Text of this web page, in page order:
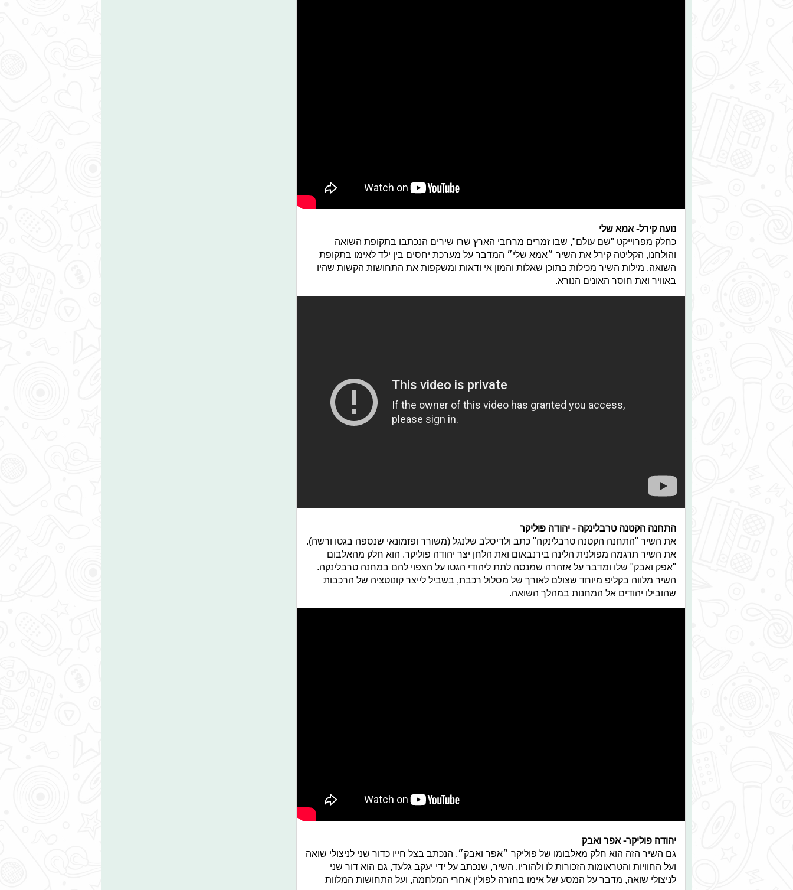
נועה קירל- אמא שלי
כחלק מפרוייקט "שם עולם", שבו זמרים מרחבי הארץ שרו שירים הנכתבו בתקופת השואה
והולחנו, הקליטה קירל את השיר ״אמא שלי״ המדבר על מערכת יחסים בין ילד לאימו בתקופת
השואה, מילות השיר מכילות בתוכן שאלות והמון אי ודאות ומשקפות את התחושות הקשות שהיו
באוויר ואת חוסר האונים הנורא.
התחנה הקטנה טרבלינקה - יהודה פוליקר
את השיר "התחנה הקטנה טרבלינקה" כתב ולדיסלב שלנגל (משורר ופזמונאי שנספה בגטו ורשה).
את השיר תרגמה מפולנית הלינה בירנבאום ואת הלחן יצר יהודה פוליקר. הוא חלק מהאלבום
"אפק ואבק" שלו ומדבר על אזהרה שמנסה לתת ליהודי הגטו על הצפוי להם במחנה טרבלינקה.
השיר מלווה בקליפ מיוחד שצולם לאורך של מסלול רכבת, בשביל לייצר קונוטציה של הרכבות
שהובילו יהודים אל המחנות במהלך השואה.
יהודה פוליקר- אפר ואבק
גם השיר הזה הוא חלק מאלבומו של פוליקר ״אפר ואבק״, הנכתב בצל חייו כדור שני לניצולי שואה
ועל החוויות והטראומות הזכורות לו ולהוריו. השיר, שנכתב על ידי יעקב גלעד, גם הוא דור שני
לניצולי שואה, מדבר על המסע של אימו בחזרה לפולין אחרי המלחמה, ועל התחושות המלוות